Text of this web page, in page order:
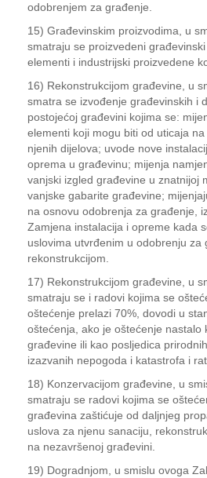
odobrenjem za građenje.
15) Građevinskim proizvodima, u
smatraju se proizvedeni
elementi i industrijski proizvedene
16) Rekonstrukcijom građevine, u
smatra se izvođenje građevinskih i
postojećoj građevini kojima se:
elementi koji mogu biti od uticaja
njenih dijelova; uvode nove
oprema u građevinu; mijenja
vanjski izgled građevine u znatnijoj
vanjske gabarite građevine;
na osnovu odobrenja za građenje,
Zamjena instalacija i opreme kada
uslovima utvrđenim u odobrenju za
rekonstrukcijom.
17) Rekonstrukcijom građevine, u
smatraju se i radovi kojima se
oštećenje prelazi 70%, dovodi u
oštećenja, ako je oštećenje nastalo
građevine ili kao posljedica
izazvanih nepogoda i katastrofa i
18) Konzervacijom građevine, u
smatraju se radovi kojima se
građevina zaštićuje od daljnjeg
uslova za njenu sanaciju,
na nezavršenoj građevini.
19) Dogradnjom, u smislu ovoga